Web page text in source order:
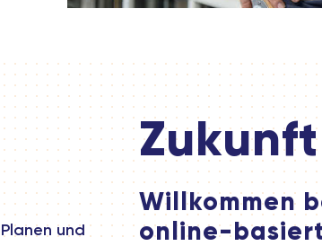
Willkommen
online-
und